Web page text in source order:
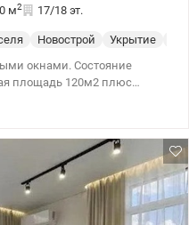
м2 17/18 эт.
Новострой Укрытие
окнами. Состояние
площадь 120м2 плюс
централизовано,
канализация. Налоги
0673205847